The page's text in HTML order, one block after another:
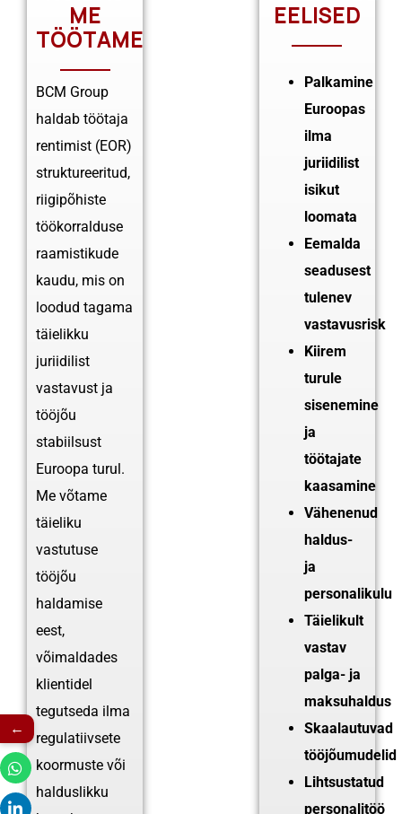
ME
TÖÖTAME
BCM Group
haldab töötaja
rentimist (EOR)
struktureeritud,
riigipõhiste
töökorralduse
raamistikude
kaudu, mis on
loodud tagama
täielikku
juriidilist
vastavust ja
tööjõu
stabiilsust
Euroopa turul.
Me võtame
täieliku
vastutuse
tööjõu
haldamise
eest,
võimaldades
klientidel
tegutseda ilma
regulatiivsete
koormuste või
halduslikku
EELISED
Palkamine
Euroopas
ilma
juriidilist
isikut
loomata
Eemalda
seadusest
tulenev
vastavusrisk
Kiirem
turule
sisenemine
ja
töötajate
kaasamine
Vähenenud
haldus-
ja
personalikulu
Täielikult
vastav
palga- ja
maksuhaldus
Skaalautuvad
tööjõumudelid
Lihtsustatud
personalitöö
←